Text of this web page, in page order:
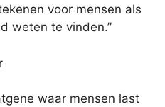
voor mensen als
weten te vinden.”
waar mensen last